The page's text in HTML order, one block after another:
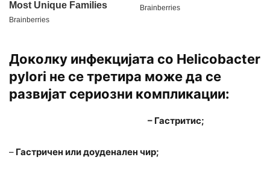
Доколку инфекцијата со Helicobacter
pylori не се третира може да се
развијат сериозни компликации:
– Гастритис;
– Гастричен или доуденален чир;